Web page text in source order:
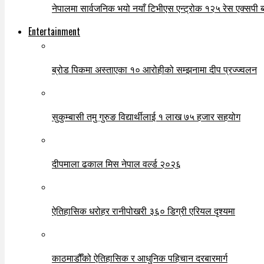
नेपालमा सार्वजनिक भयो नयाँ टिभीएस एन्ट्रोक १२५ रेस एक्सपी
Entertainment
ब्रोड पिकमा अस्ताएका १० आरोहीको सम्झनामा दीप प्रज्ज्वलन
सुकुम्बासी तमु गुरुङ विद्यार्थीलाई १ लाख ७५ हजार सहयोग
दीपमाला ढकाल मिस नेपाल वर्ल्ड २०२६
ऐतिहासिक धरोहर रानीपोखरी ३६० डिग्री एरियल दृश्यमा
काठमाडौँको ऐतिहासिक र आधुनिक पहिचान दरबारमार्ग